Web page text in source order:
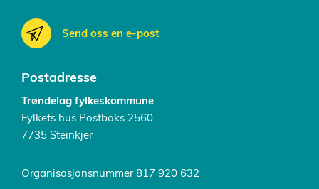
Send oss en e-post
Postadresse
Trøndelag fylkeskommune
Fylkets hus Postboks 2560
7735 Steinkjer
Organisasjonsnummer 817 920 632